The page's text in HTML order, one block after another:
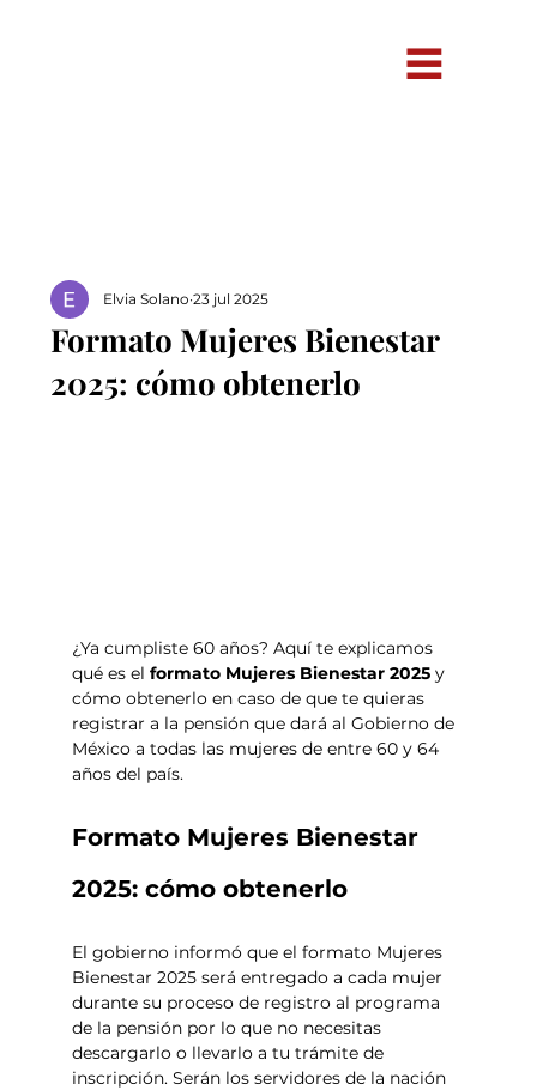
Formato Mujeres Bienestar
2025: cómo obtenerlo
Elvia Solano 23 jul 2025
¿Ya cumpliste 60 años? Aquí te explicamos
qué es el formato Mujeres Bienestar 2025 y
cómo obtenerlo en caso de que te quieras
registrar a la pensión que dará al Gobierno de
México a todas las mujeres de entre 60 y 64
años del país.
Formato Mujeres Bienestar
2025: cómo obtenerlo
El gobierno informó que el formato Mujeres
Bienestar 2025 será entregado a cada mujer
durante su proceso de registro al programa
de la pensión por lo que no necesitas
descargarlo o llevarlo a tu trámite de
inscripción. Serán los servidores de la nación